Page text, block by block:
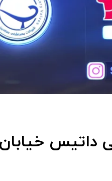
داتیس